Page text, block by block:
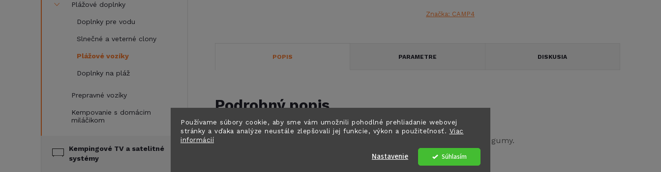
Používame súbory cookie, aby sme vám umožnili pohodlné prehliadanie webovej
stránky a vďaka analýze neustále zlepšovali jej funkcie, výkon a použiteľnosť. Viac
informácií
Súhlasím
Nastavenie
Plážové doplnky
Doplnky pre vodu
Slnečné a veterné clony
Plážové vozíky
Doplnky na pláž
Prepravné vozíky
Kempovanie s domácim
miláčikom
Kempingové TV a satelitné
systémy
Značka: CAMP4
POPIS PARAMETRE DISKUSIA
Podrobný popis
Vozík ideálny nielen na pláž, vďaka extra širokým pneumatikám z tvrdej gumy.
Vhodný pre takmer všetky povrchy, ako je piesok, lúka, asfalt